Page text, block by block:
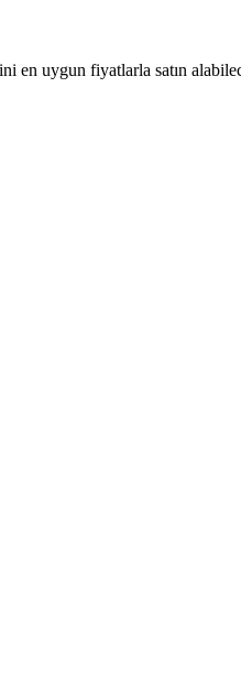
en uygun fiyatlarla satın